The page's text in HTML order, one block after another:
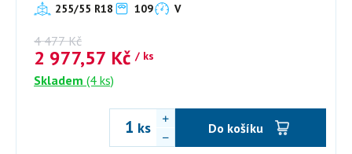
255/55 R18 109 V
4 477 Kč
2 977,57 Kč / ks
Skladem (4 ks)
ks Do košíku